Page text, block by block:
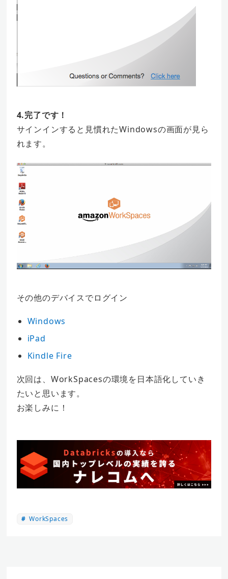
4.完了です！
サインインすると見慣れたWindowsの画面が見ら
れます。
その他のデバイスでログイン
Windows
iPad
Kindle Fire
次回は、WorkSpacesの環境を日本語化していき
たいと思います。
お楽しみに！
WorkSpaces